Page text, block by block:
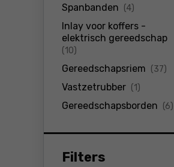
Spanbanden (4)
Inlay voor koffers -
elektrisch gereedschap
(10)
Gereedschapsriem (37)
Vastzetrubber (1)
Gereedschapsborden (6)
Filters